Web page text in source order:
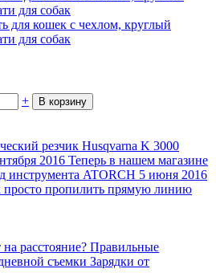
для кошек с чехлом, круглый
для собак
+ В корзину
резчик Husqvarna K 3000
2016 Теперь в нашем магазине
инструмента ATORCH 5 июня 2016
просто пропилить прямую линию
расстояние? Правильные
съемки Зарядки от